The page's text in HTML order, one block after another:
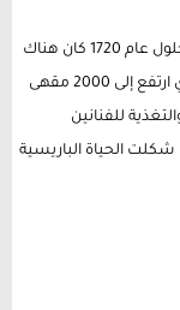
تم افتتاح أوّل مقهى فرنسي في باريس عام 1672. وبحلول عام 1720 كان هناك
ما يقرب 300 مقهى في باريس وحدها, وهو العدد الذي ارتفع إلى 2000 مقهى
للفنانين
شكلت الحياة الباريسية